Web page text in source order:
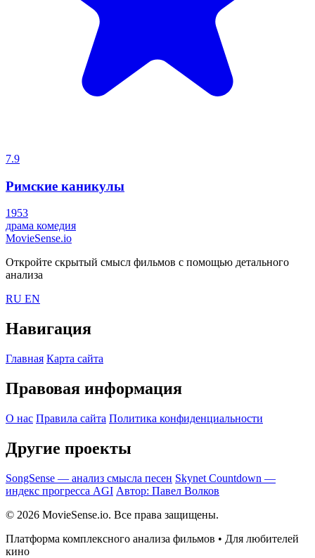
7.9
Римские каникулы
1953
драма комедия
MovieSense.io
Откройте скрытый смысл фильмов с помощью детального
анализа
RU EN
Навигация
Главная Карта сайта
Правовая информация
О нас Правила сайта Политика конфиденциальности
Другие проекты
SongSense — анализ смысла песен Skynet Countdown —
индекс прогресса AGI Автор: Павел Волков
© 2026 MovieSense.io. Все права защищены.
Платформа комплексного анализа фильмов • Для любителей
кино